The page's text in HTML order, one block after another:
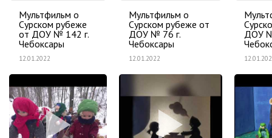
Мультфильм о
Сурском рубеже
от ДОУ № 142 г.
Чебоксары
12.01.2022
Мультфильм о
Сурском рубеже от
ДОУ № 76 г.
Чебоксары
12.01.2022
ДОУ